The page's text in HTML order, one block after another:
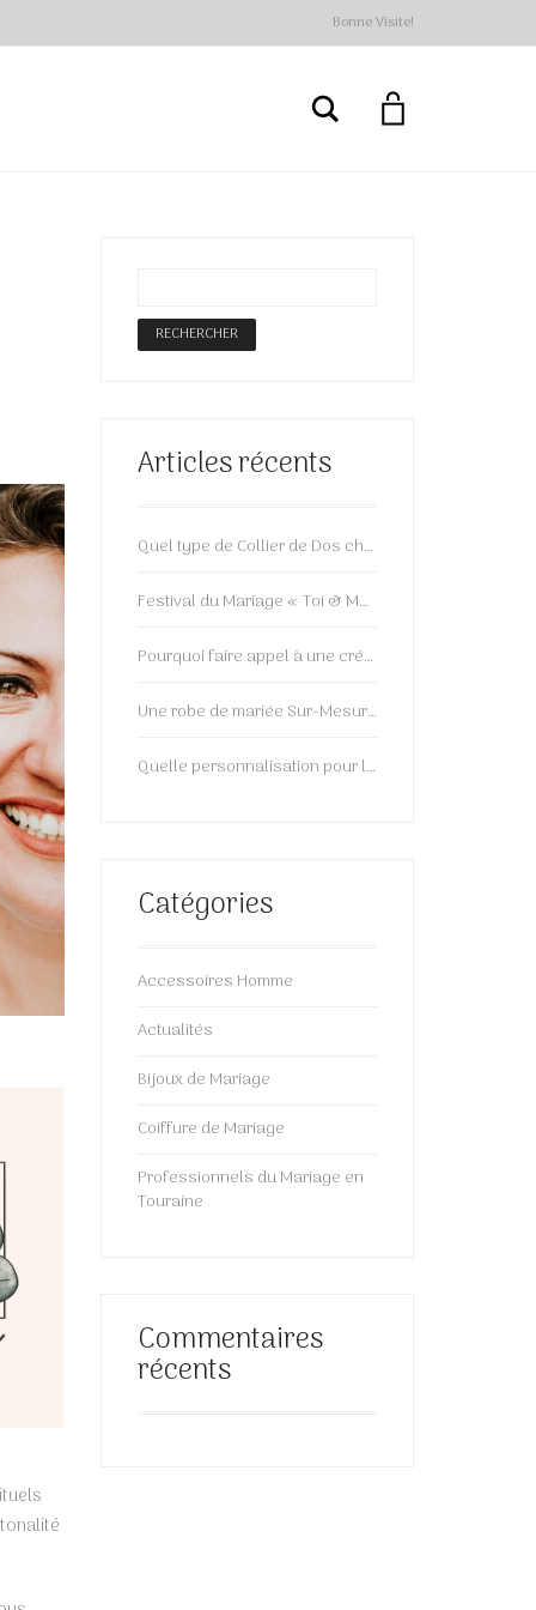
Bonne Visite!
Rechercher
Articles récents
Quel type de Collier de Dos choisir ?
Festival du Mariage « Toi & Moi »: 2ème Edition!
Pourquoi faire appel à une créatrice de bijoux et accessoires ?
Une robe de mariée Sur-Mesure, ça vous tente?
Quelle personnalisation pour le futur marié ?
Catégories
Accessoires Homme
Actualités
Bijoux de Mariage
Coiffure de Mariage
Professionnels du Mariage en
Touraine
Commentaires
récents